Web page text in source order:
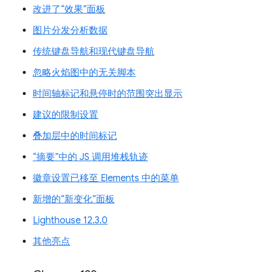
改进了“效果”面板
图片分发分析数据
传统键盘导航和现代键盘导航
忽略火焰图中的无关脚本
时间轴标记和悬停时的范围突出显示
建议的限制设置
叠加层中的时间标记
“摘要”中的 JS 调用堆栈轨迹
徽章设置已移至 Elements 中的菜单
新增的“新变化”面板
Lighthouse 12.3.0
其他亮点